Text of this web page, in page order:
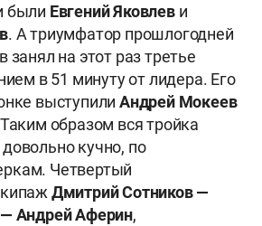
были Евгений Яковлев и
. А триумфатор прошлогодней
занял на этот раз третье
в 51 минуту от лидера. Его
выступили Андрей Мокеев
образом вся тройка
кучно, по
Четвертый
Дмитрий Сотников —
Андрей Аферин,